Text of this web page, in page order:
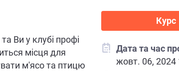
Ви у клубі профі
місця для
м'ясо та птицю
Курс
Дата та час
жовт. 06, 2024